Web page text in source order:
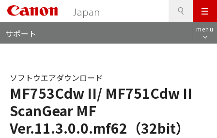
メ
ニ
ュ
サポート menu
MF753Cdw II/ MF751Cdw II
ScanGear MF
Ver.11.3.0.0.mf62（32bit）
ソフトウエアダウンロード